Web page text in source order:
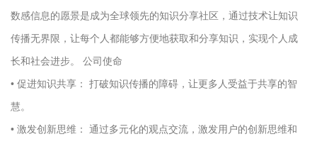
数感信息的愿景是成为全球领先的知识分享社区，通过技术让知识
传播无界限，让每个人都能够方便地获取和分享知识，实现个人成
长和社会进步。 公司使命
• 促进知识共享： 打破知识传播的障碍，让更多人受益于共享的智
慧。
• 激发创新思维： 通过多元化的观点交流，激发用户的创新思维和